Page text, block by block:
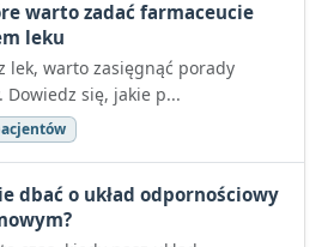
warto zadać farmaceucie
leku
lek, warto zasięgnąć porady
Dowiedz się, jakie p...
dbać o układ odpornościowy